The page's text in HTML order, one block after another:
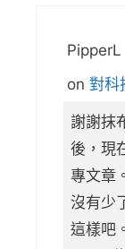
PipperL
on 對科
謝謝抹
後，現
專文章
沒有少
這樣吧